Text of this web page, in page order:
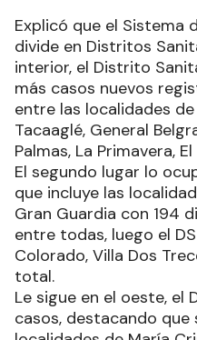
Explicó que el Sistema
divide en Distritos
interior, el Distrito
más casos nuevos
entre las localidades
Tacaaglé, General
Palmas, La Primavera,
El segundo lugar lo
que incluye las
Gran Guardia con 194
entre todas, luego el
Colorado, Villa Dos
total.
Le sigue en el oeste, el
casos, destacando